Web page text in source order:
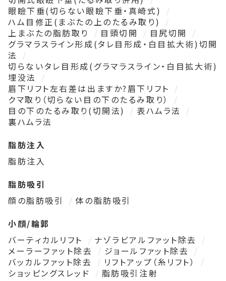
眼瞼下垂(切らない眼瞼下垂・真崎式)
ハム目修正(まぶたの上のたるみ取り)
上まぶたの脂肪取り
目頭切開
目尻切開
グラマラスライン形成(タレ目形成・白目拡大術)切開
法
切らないタレ目形成(グラマラスライン・白目拡大術)
埋没法
眉下リフト左右差は出ますか?眉下リフト
クマ取り（切らない目の下のたるみ取り）
目の下のたるみ取り(切開法)
表ハムラ法
裏ハムラ法
脂肪注入
脂肪注入
脂肪吸引
顔の脂肪吸引
体の脂肪吸引
小顔/輪郭
バーティカルリフト
ナゾラビアルファット除去
メーラーファット除去
ジョールファット除去
バッカルファット除去
リフトアップ（糸リフト）
ショッピングスレッド
脂肪吸引注射